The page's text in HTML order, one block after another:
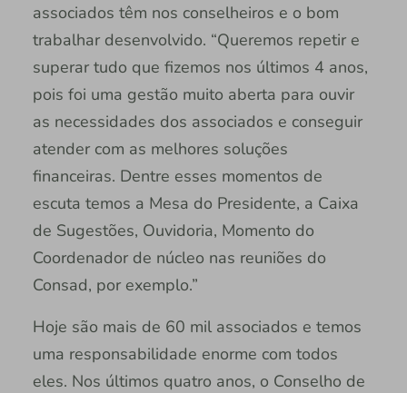
associados têm nos conselheiros e o bom
trabalhar desenvolvido. “Queremos repetir e
superar tudo que fizemos nos últimos 4 anos,
pois foi uma gestão muito aberta para ouvir
as necessidades dos associados e conseguir
atender com as melhores soluções
financeiras. Dentre esses momentos de
escuta temos a Mesa do Presidente, a Caixa
de Sugestões, Ouvidoria, Momento do
Coordenador de núcleo nas reuniões do
Consad, por exemplo.”
Hoje são mais de 60 mil associados e temos
uma responsabilidade enorme com todos
eles. Nos últimos quatro anos, o Conselho de